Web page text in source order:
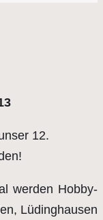
12.
werden Hobby-
Lüdinghausen